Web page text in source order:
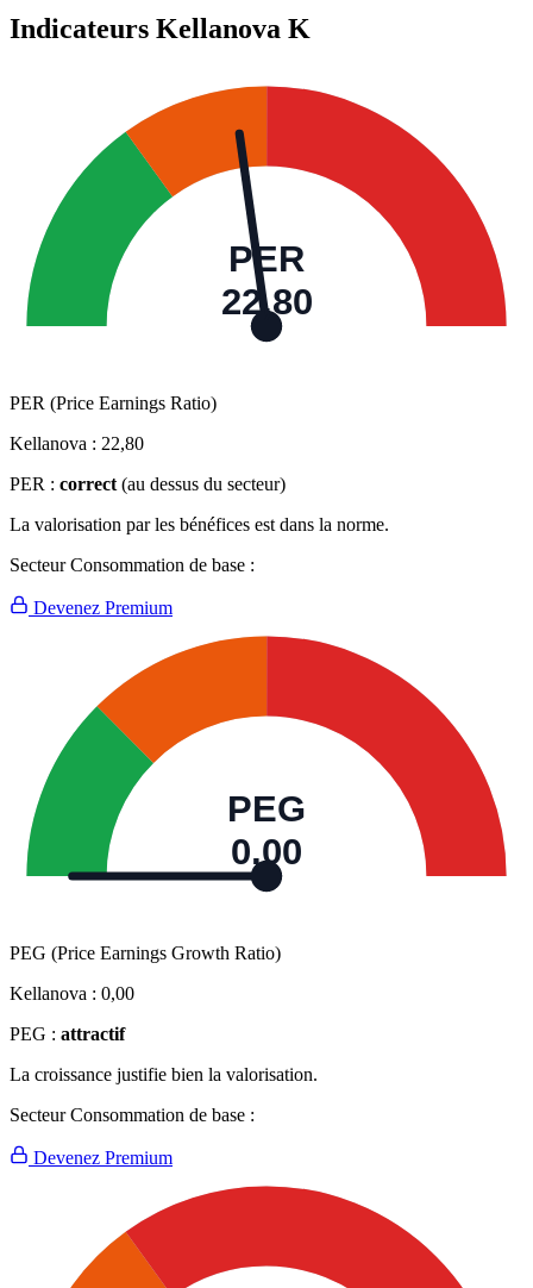
Indicateurs Kellanova K
PER
22,80
PER (Price Earnings Ratio)
Kellanova : 22,80
PER : correct (au dessus du secteur)
La valorisation par les bénéfices est dans la norme.
Secteur Consommation de base :
Devenez Premium
PEG
0,00
PEG (Price Earnings Growth Ratio)
Kellanova : 0,00
PEG : attractif
La croissance justifie bien la valorisation.
Secteur Consommation de base :
Devenez Premium